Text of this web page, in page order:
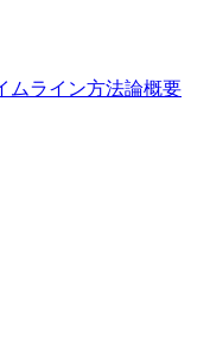
ムライン方法論概要